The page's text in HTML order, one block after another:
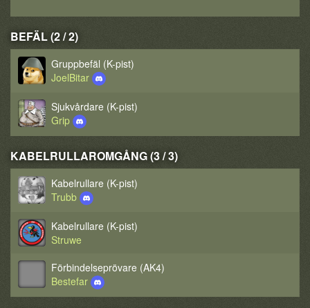
BEFÄL (2 / 2)
Gruppbefäl (K-pist)
JoelBitar
Sjukvårdare (K-pist)
Grip
KABELRULLAROMGÅNG (3 / 3)
Kabelrullare (K-pist)
Trubb
Kabelrullare (K-pist)
Struwe
Förbindelseprövare (AK4)
Bestefar